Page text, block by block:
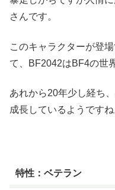
さんです。
このキャラクターが登
て、BF2042はBF4の世
あれから20年少し経ち
成長しているようですね
特性：ベテラン